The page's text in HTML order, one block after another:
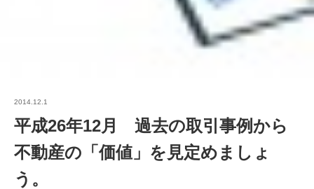
2014.12.1
平成26年12月 過去の取引事例から
不動産の「価値」を見定めましょ
う。